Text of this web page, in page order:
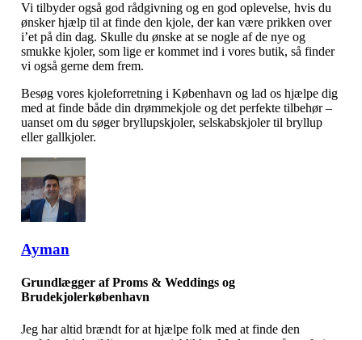
Vi tilbyder også god rådgivning og en god oplevelse, hvis du
ønsker hjælp til at finde den kjole, der kan være prikken over
i’et på din dag. Skulle du ønske at se nogle af de nye og
smukke kjoler, som lige er kommet ind i vores butik, så finder
vi også gerne dem frem.
Besøg vores kjoleforretning i København og lad os hjælpe dig
med at finde både din drømmekjole og det perfekte tilbehør –
uanset om du søger bryllupskjoler, selskabskjoler til bryllup
eller gallkjoler.
Ayman
Grundlægger af Proms & Weddings og
Brudekjolerkøbenhavn
Jeg har altid brændt for at hjælpe folk med at finde den